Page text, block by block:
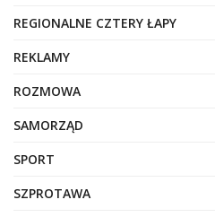
REGIONALNE CZTERY ŁAPY
REKLAMY
ROZMOWA
SAMORZĄD
SPORT
SZPROTAWA